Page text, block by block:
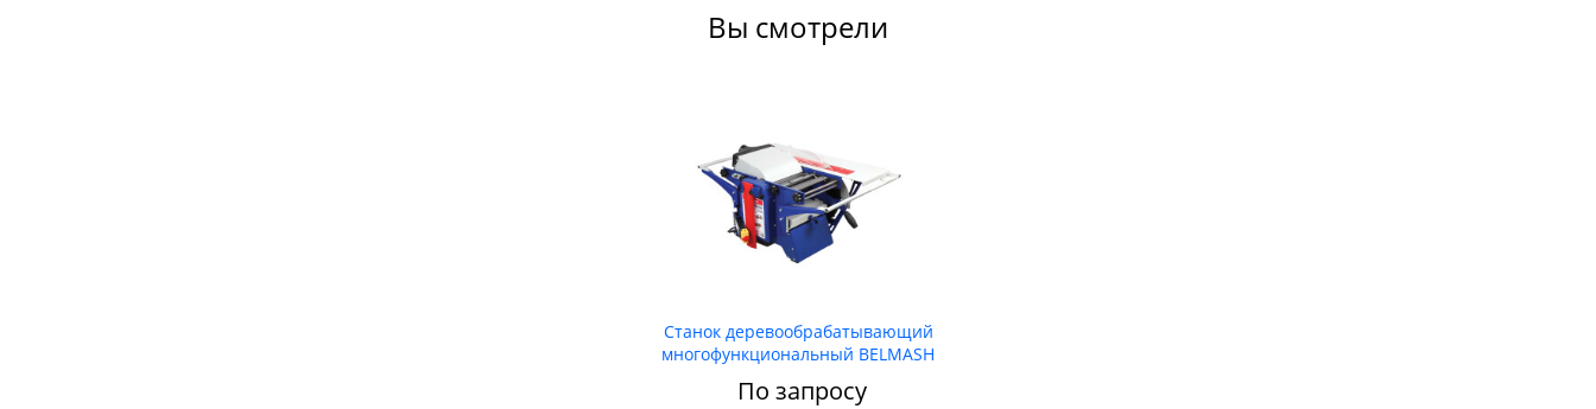
Вы смотрели
Станок деревообрабатывающий
многофункциональный BELMASH
По запросу